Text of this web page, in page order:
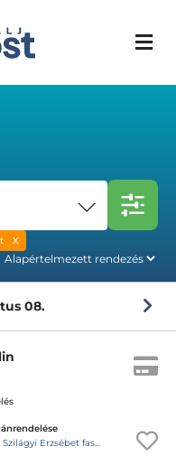
08.
fasor 17-21. Magasföldszint 8.